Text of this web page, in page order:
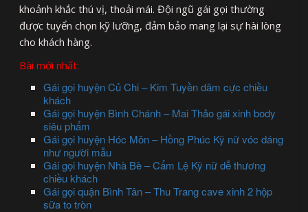
khoảnh khắc thú vị, thoải mái. Đội ngũ gái gọi thường
được tuyển chọn kỹ lưỡng, đảm bảo mang lại sự hài lòng
cho khách hàng.
Bài mới nhất:
Gái gọi huyện Củ Chi – Kim Tuyền dâm cực chiều
khách
Gái gọi huyện Bình Chánh – Mai Thảo gái xinh body
siêu phẩm
Gái gọi huyện Hóc Môn – Hồng Phúc Kỹ nữ vóc dáng
như người mẫu
Gái gọi huyện Nhà Bè – Cẩm Lệ Kỹ nữ dễ thương
chiều khách
Gái gọi quận Bình Tân – Thu Trang cave xinh 2 hộp
sữa to tròn